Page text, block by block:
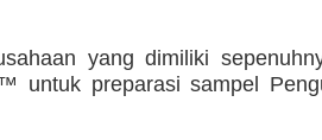
yang dimiliki
untuk preparasi sampel